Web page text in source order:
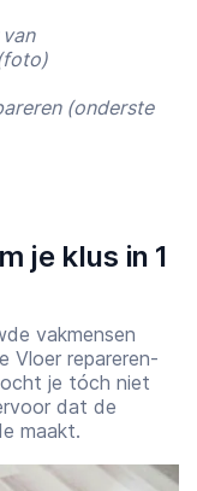
(onderste
je klus in 1
vakmensen
Vloer repareren-
je tóch niet
dat de
maakt.